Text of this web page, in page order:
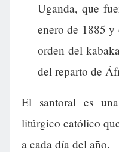
Uganda, que
enero de 1885
orden del
del reparto de
El santoral es
litúrgico católico
a cada día del año.